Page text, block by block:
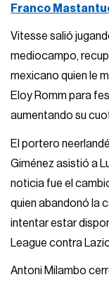
Franco
Vitesse salió
mediocampo,
mexicano quien le
Eloy Romm para
aumentando su
El portero
Giménez asistió a
noticia fue el
quien abandonó la
intentar estar
League contra
Antoni Milambo